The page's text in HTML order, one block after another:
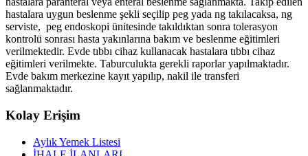
hastalara uygun beslenme şekli seçilip peg yada ng takılacaksa, ng
serviste, peg endoskopi ünitesinde takıldıktan sonra tolerasyon
kontrolü sonrası hasta yakınlarına bakım ve beslenme eğitimleri
verilmektedir. Evde tıbbı cihaz kullanacak hastalara tıbbı cihaz
eğitimleri verilmekte. Taburculukta gerekli raporlar yapılmaktadır.
Evde bakım merkezine kayıt yapılıp, nakil ile transferi
sağlanmaktadır.
Kolay Erişim
Aylık Yemek Listesi